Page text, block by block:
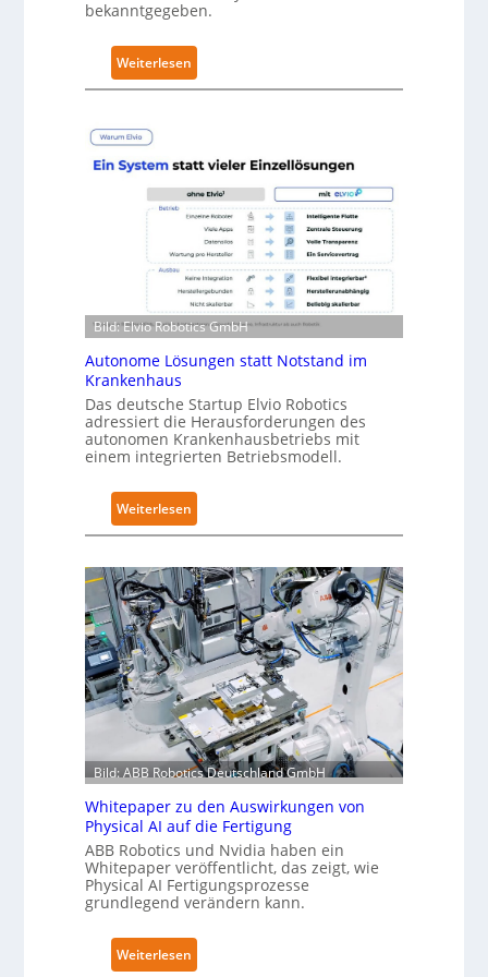
i
y
-
e
l
-
-
Z
e
r
t
f
i
z
e
r
u
n
g
n
c
h
I
E
C
6
4
4
3
-
4
2
bekanntgegeben.
Weiterlesen:
N
a
R
o
o
t
i
c
s
r
w
e
t
e
r
t
g
l
b
a
l
e
s
T
a
n
i
n
s
Bild: Elvio Robotics GmbH
Autonome Lösungen statt Notstand im
Krankenhaus
Das deutsche Startup Elvio Robotics
adressiert die Herausforderungen des
autonomen Krankenhausbetriebs mit
einem integrierten Betriebsmodell.
Weiterlesen:
A
t
o
n
o
m
e
L
ö
s
u
n
g
e
n
s
a
t
Bild: ABB Robotics Deutschland GmbH
Whitepaper zu den Auswirkungen von
Physical AI auf die Fertigung
ABB Robotics und Nvidia haben ein
Whitepaper veröffentlicht, das zeigt, wie
Physical AI Fertigungsprozesse
grundlegend verändern kann.
Weiterlesen: